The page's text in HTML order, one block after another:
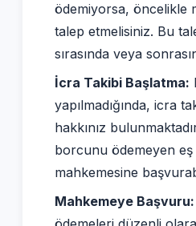
ödemiyorsa, öncelikle
talep etmelisiniz. Bu
sırasında veya
İcra Takibi Başlatma:
yapılmadığında, icra
hakkınız
borcunu ödemeyen
mahkemesine
Mahkemeye Başvuru: